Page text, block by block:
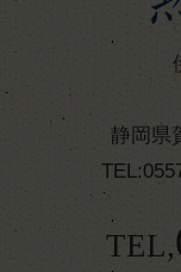
静岡県
TEL,